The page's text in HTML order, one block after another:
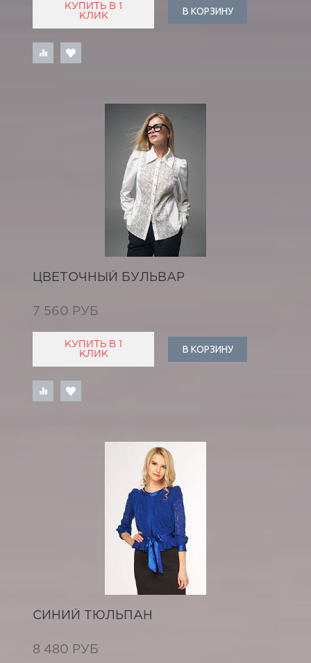
КУПИТЬ В 1
КЛИК
В КОРЗИНУ
ЦВЕТОЧНЫЙ БУЛЬВАР
7 560 РУБ
КУПИТЬ В 1
КЛИК
В КОРЗИНУ
СИНИЙ ТЮЛЬПАН
8 480 РУБ